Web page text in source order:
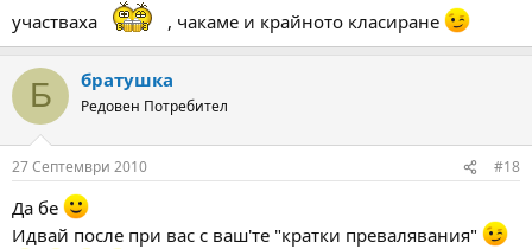
участваха
, чакаме и крайното класиране
Б братушка
Редовен Потребител
27 Септември 2010 #18
Да бе
Идвай после при вас с ваш'те "кратки превалявания"